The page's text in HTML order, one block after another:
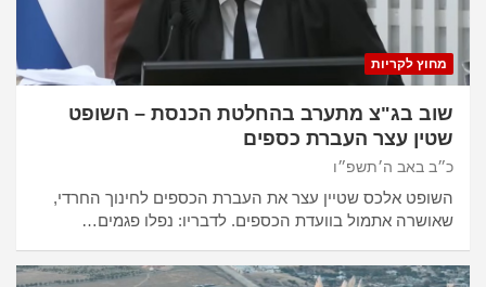
מחוץ לקריות
שוב בג"צ מתערב בהחלטת הכנסת – השופט
שטין עצר העברת כספים
כ״ב באב ה׳תשפ״ו
השופט אלכס שטיין עצר את העברת הכספים לחינוך החרדי,
שאושרה אתמול בוועדת הכספים. לדבריו: נפלו פגמים…